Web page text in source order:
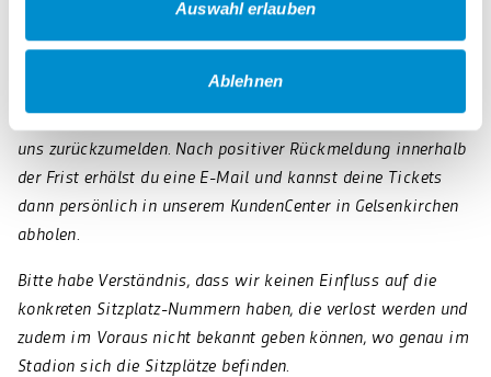
Auswahl erlauben
Ablehnen
die angegebene Abo-Nummer wird auf ein aktuell laufendes
BOGESTRA-Abo geprüft, anschließend werden die
Gewinner*innen von uns via E-Mail benachrichtigt.
Danach haben die Gewinner*innen 72 Stunden Zeit, sich bei
uns zurückzumelden. Nach positiver Rückmeldung innerhalb
der Frist erhälst du eine E-Mail und kannst deine Tickets
dann persönlich in unserem KundenCenter in Gelsenkirchen
abholen.
Bitte habe Verständnis, dass wir keinen Einfluss auf die
konkreten Sitzplatz-Nummern haben, die verlost werden und
zudem im Voraus nicht bekannt geben können, wo genau im
Stadion sich die Sitzplätze befinden.